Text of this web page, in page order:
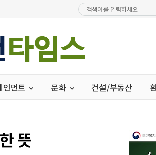
인먼트 문화 건설/부동산
뜻